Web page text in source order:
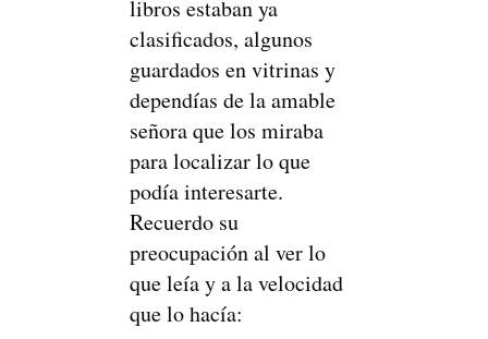
libros estaban ya
clasificados, algunos
guardados en vitrinas y
dependías de la amable
señora que los miraba
para localizar lo que
podía interesarte.
Recuerdo su
preocupación al ver lo
que leía y a la velocidad
que lo hacía: